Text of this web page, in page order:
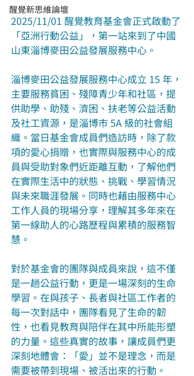
醒覺新思維論壇
2025/11/01 醒覺教育基金會正式啟動了
「亞洲行動公益」，第一站來到了中國
山東淄博麥田公益發展服務中心。
淄博麥田公益發展服務中心成立 15 年，
主要服務貧困、殘障青少年和社區，提
供助學、助殘、濟困、扶老等公益活動
及社工資源，是淄博市 5A 級的社會組
織。當日基金會成員們造訪時，除了款
項的愛心捐贈，也實際與服務中心的成
員與受助對象們近距離互動，了解他們
在實際生活中的狀態、挑戰、學習情況
與未來職涯發展。同時也藉由服務中心
工作人員的現場分享，理解其多年來在
第一線助人的心路歷程與累積的服務智
慧。
對於基金會的團隊與成員來說，這不僅
是一趟公益行動，更是一場深刻的生命
學習。在與孩子、長者與社區工作者的
每一次對話中，團隊看見了生命的韌
性，也看見教育與陪伴在其中所能形塑
的力量。這些真實的故事，讓成員們更
深刻地體會：「愛」並不是理念，而是
需要被帶到現場、被活出來的行動。